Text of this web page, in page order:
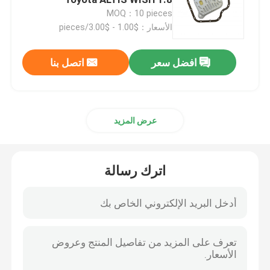
عموم زيت المحرك
طقم إصلاح ناقل الحركة الأوتوماتيكي
فلتر ناقل الحركة هيونداي
MOQ：10 pieces
الأسعار：$1.00 - $3.00/pieces
افضل سعر اتصل بنا
عرض المزيد
اترك رسالة